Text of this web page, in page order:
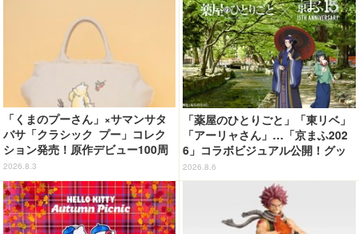
イヤホンが登場
「くまのプーさん」×サマンサタ
バサ「クラシック プー」コレク
ション発売！原作デビュー100周
年記念でハンドバッグや財布など
全6種が登場
2026.8.3
「薬屋のひとりごと」「東リベ」
「アーリャさん」…「京まふ202
6」コラボビジュアル公開！グッ
ズなどの最新情報も
2026.8.6